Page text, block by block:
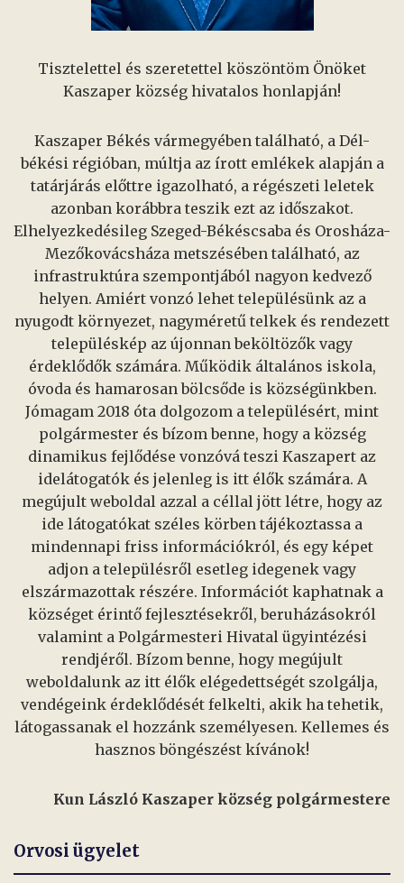
Tisztelettel és szeretettel köszöntöm Önöket
Kaszaper község hivatalos honlapján!
Kaszaper Békés vármegyében található, a Dél-
békési régióban, múltja az írott emlékek alapján a
tatárjárás előttre igazolható, a régészeti leletek
azonban korábbra teszik ezt az időszakot.
Elhelyezkedésileg Szeged-Békéscsaba és Orosháza-
Mezőkovácsháza metszésében található, az
infrastruktúra szempontjából nagyon kedvező
helyen. Amiért vonzó lehet településünk az a
nyugodt környezet, nagyméretű telkek és rendezett
településkép az újonnan beköltözők vagy
érdeklődők számára. Működik általános iskola,
óvoda és hamarosan bölcsőde is községünkben.
Jómagam 2018 óta dolgozom a településért, mint
polgármester és bízom benne, hogy a község
dinamikus fejlődése vonzóvá teszi Kaszapert az
idelátogatók és jelenleg is itt élők számára. A
megújult weboldal azzal a céllal jött létre, hogy az
ide látogatókat széles körben tájékoztassa a
mindennapi friss információkról, és egy képet
adjon a településről esetleg idegenek vagy
elszármazottak részére. Információt kaphatnak a
községet érintő fejlesztésekről, beruházásokról
valamint a Polgármesteri Hivatal ügyintézési
rendjéről. Bízom benne, hogy megújult
weboldalunk az itt élők elégedettségét szolgálja,
vendégeink érdeklődését felkelti, akik ha tehetik,
látogassanak el hozzánk személyesen. Kellemes és
hasznos böngészést kívánok!
Kun László Kaszaper község polgármestere
Orvosi ügyelet